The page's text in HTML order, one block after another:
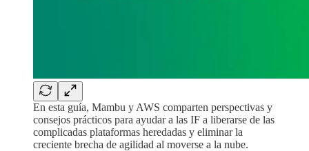
En esta guía, Mambu y AWS comparten perspectivas y
consejos prácticos para ayudar a las IF a liberarse de las
complicadas plataformas heredadas y eliminar la
creciente brecha de agilidad al moverse a la nube.